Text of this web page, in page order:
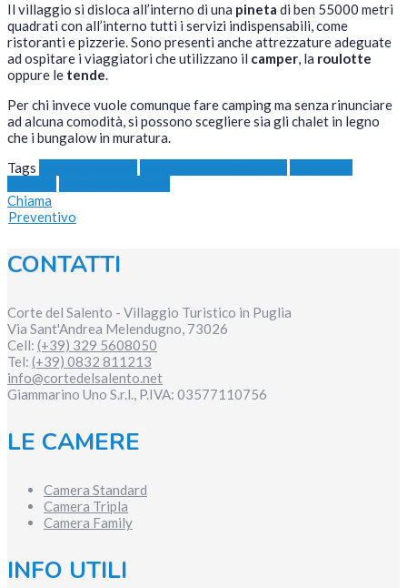
Il villaggio si disloca all’interno di una pineta di ben 55000 metri
quadrati con all’interno tutti i servizi indispensabili, come
ristoranti e pizzerie. Sono presenti anche attrezzature adeguate
ad ospitare i viaggiatori che utilizzano il camper, la roulotte
oppure le tende.
Per chi invece vuole comunque fare camping ma senza rinunciare
ad alcuna comodità, si possono scegliere sia gli chalet in legno
che i bungalow in muratura.
Tags
Chiama
Preventivo
CONTATTI
Corte del Salento - Villaggio Turistico in Puglia
Via Sant'Andrea Melendugno, 73026
Cell: (+39) 329 5608050
Tel: (+39) 0832 811213
info@cortedelsalento.net
Giammarino Uno S.r.l., P.IVA: 03577110756
LE CAMERE
Camera Standard
Camera Tripla
Camera Family
INFO UTILI